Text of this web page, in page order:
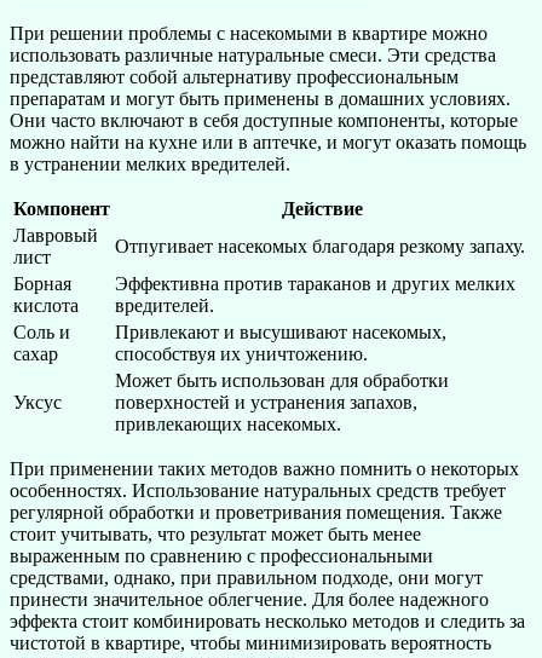
При решении проблемы с насекомыми в квартире можно
использовать различные натуральные смеси. Эти средства
представляют собой альтернативу профессиональным
препаратам и могут быть применены в домашних условиях.
Они часто включают в себя доступные компоненты, которые
можно найти на кухне или в аптечке, и могут оказать помощь
в устранении мелких вредителей.
Компонент
Действие
Лавровый
лист
Отпугивает насекомых благодаря резкому запаху.
Борная
кислота
Эффективна против тараканов и других мелких
вредителей.
Соль и
сахар
Привлекают и высушивают насекомых,
способствуя их уничтожению.
Уксус
Может быть использован для обработки
поверхностей и устранения запахов,
привлекающих насекомых.
При применении таких методов важно помнить о некоторых
особенностях. Использование натуральных средств требует
регулярной обработки и проветривания помещения. Также
стоит учитывать, что результат может быть менее
выраженным по сравнению с профессиональными
средствами, однако, при правильном подходе, они могут
принести значительное облегчение. Для более надежного
эффекта стоит комбинировать несколько методов и следить за
чистотой в квартире, чтобы минимизировать вероятность